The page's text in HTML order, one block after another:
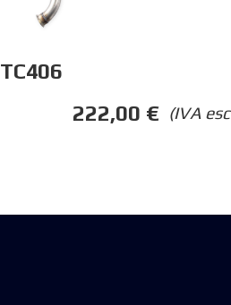
TC406
(IVA
222,00 €